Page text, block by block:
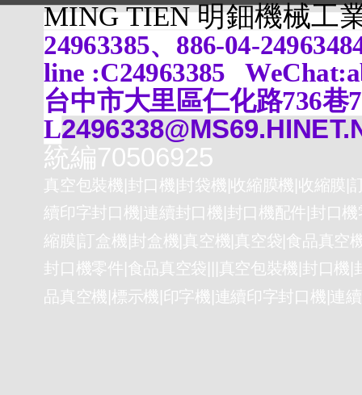
MING TIEN 明鈿機械工
24963385、886-04-
line :C24963385
台中市大里區仁化路736巷
L
統編70506925
真空包裝機|封口機|封袋機|收縮膜機|收縮膜
續印字封口機|連續封口機|封口機配件|封口
縮膜|訂盒機|封盒機|真空機|真空袋|食品真空
封口機零件|食品真空袋|||真空包裝機|封口機
品真空機|標示機|印字機|連續印字封口機|連